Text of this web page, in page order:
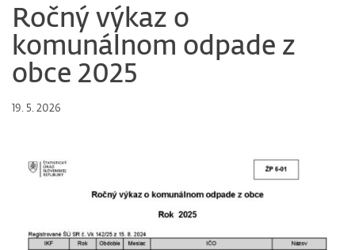
Ročný výkaz o
komunálnom odpade z
obce 2025
19. 5. 2026